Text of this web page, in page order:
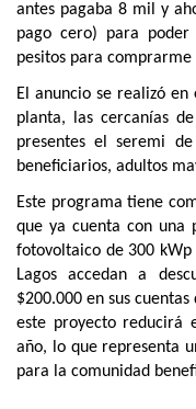
antes pagaba 8 mil y
pago cero) para
pesitos para comprarme
El anuncio se realizó
planta, las cercanías
presentes el seremi
beneficiarios, adultos
Este programa tiene
que ya cuenta con una
fotovoltaico de 300
Lagos accedan a
$200.000 en sus
este proyecto reducirá
año, lo que representa
para la comunidad